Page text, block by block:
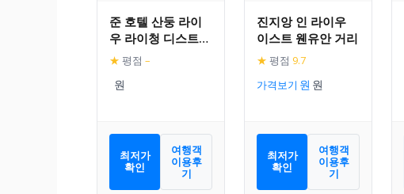
준 호텔 산둥 라이
우 라이청 디스트릭
트 창사오 베이 로
★ 평점 –
최저가
확인
여행객
이용후
기
진지앙 인 라이우
이스트 웬유안 거리
★ 평점 9.7
가격보기
최저가
확인
여행객
이용후
기